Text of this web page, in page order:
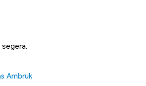
Ambruk